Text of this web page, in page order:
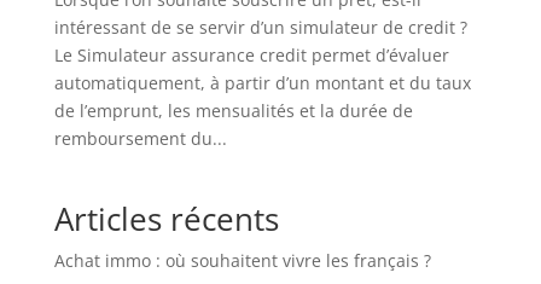
intéressant de se servir d’un simulateur de credit ?
Le Simulateur assurance credit permet d’évaluer
automatiquement, à partir d’un montant et du taux
de l’emprunt, les mensualités et la durée de
remboursement du...
Articles récents
Achat immo : où souhaitent vivre les français ?